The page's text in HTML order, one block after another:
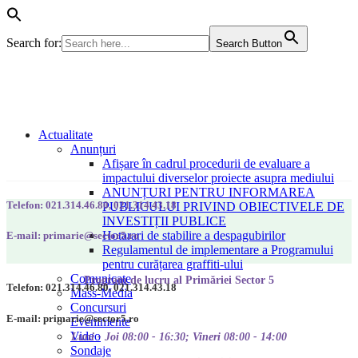
Search for: Search Button
Actualitate
Anunțuri
Afișare în cadrul procedurii de evaluare a
impactului diverselor proiecte asupra mediului
ANUNȚURI PENTRU INFORMAREA
PUBLICULUI PRIVIND OBIECTIVELE DE
INVESTIȚII PUBLICE
Hotarari de stabilire a despagubirilor
Regulamentul de implementare a Programului
pentru curățarea graffiti-ului
Comunicate
Mass-Media
Concursuri
Evenimente
Video
Sondaje
Telefon: 021.314.46.80, 021.314.43.18
E-mail: primarie@sector5.ro
Program de lucru al Primăriei Sector 5
Luni - Joi 08:00 - 16:30; Vineri 08:00 - 14:00
Telefon: 021.314.46.80, 021.314.43.18
E-mail: primarie@sector5.ro